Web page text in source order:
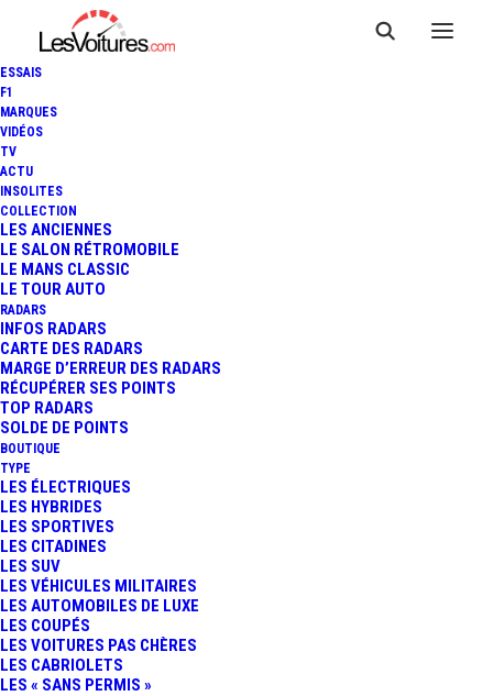
ESSAIS
F1
MARQUES
VIDÉOS
TV
ACTU
INSOLITES
COLLECTION
LES ANCIENNES
LE SALON RÉTROMOBILE
LE MANS CLASSIC
LE TOUR AUTO
RADARS
INFOS RADARS
CARTE DES RADARS
MARGE D’ERREUR DES RADARS
RÉCUPÉRER SES POINTS
TOP RADARS
SOLDE DE POINTS
BOUTIQUE
TYPE
LES ÉLECTRIQUES
LES HYBRIDES
LES SPORTIVES
LES CITADINES
LES SUV
LES VÉHICULES MILITAIRES
LES AUTOMOBILES DE LUXE
LES COUPÉS
LES VOITURES PAS CHÈRES
LES CABRIOLETS
LES « SANS PERMIS »
"HALLOWEEN ROAD TRIP"
3 Minutes |